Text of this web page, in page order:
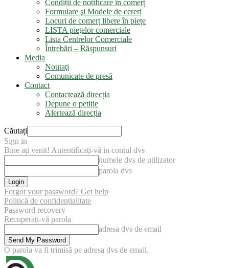
Condiții de notificare în comerț
Formulare şi Modele de cereri
Locuri de comerț libere în piețe
LISTA pieţelor comerciale
Lista Centrelor Comerciale
Întrebări – Răspunsuri
Media
Noutaţi
Comunicate de presă
Contact
Contactează direcția
Depune o petiție
Alertează direcția
Căutați
Sign in
Bine ați venit! Autentificați-vă in contul dvs
numele dvs de utilizator
parola dvs
Forgot your password? Get help
Politică de confidențialitate
Password recovery
Recuperați-vă parola
adresa dvs de email
O parola va fi trimisă pe adresa dvs de email.